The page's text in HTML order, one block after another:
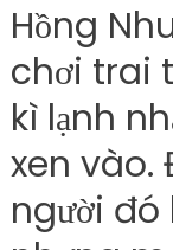
Hồng
chơi trai
kì lạnh
xen vào.
người